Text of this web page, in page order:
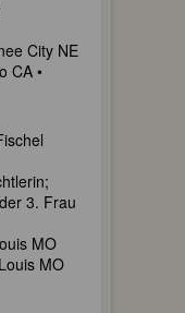
City NE
CA •
3. Frau
MO
MO